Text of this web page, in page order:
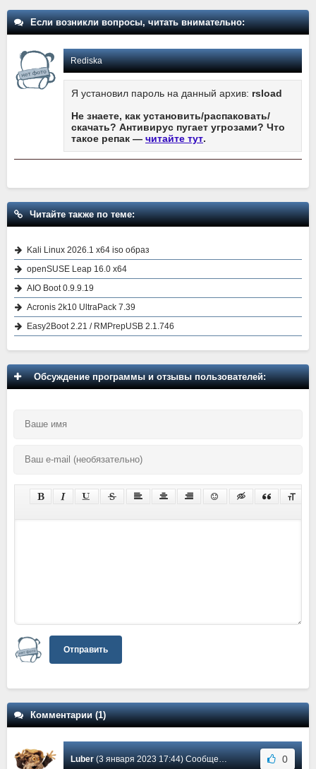
Если возникли вопросы, читать внимательно:
Rediska
Я установил пароль на данный архив: rsload
Не знаете, как установить/распаковать/
скачать? Антивирус пугает угрозами? Что
такое репак — читайте тут.
Читайте также по теме:
Kali Linux 2026.1 x64 iso образ
openSUSE Leap 16.0 x64
AIO Boot 0.9.9.19
Acronis 2k10 UltraPack 7.39
Easy2Boot 2.21 / RMPrepUSB 2.1.746
Обсуждение программы и отзывы пользователей:
Отправить
Комментарии (1)
Luber(3 января 2023 17:44) Сообщение #1 0